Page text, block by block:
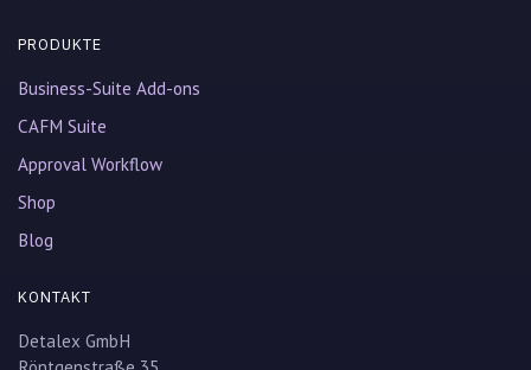
PRODUKTE
Business-Suite Add-ons
CAFM Suite
Approval Workflow
Shop
Blog
KONTAKT
Detalex GmbH